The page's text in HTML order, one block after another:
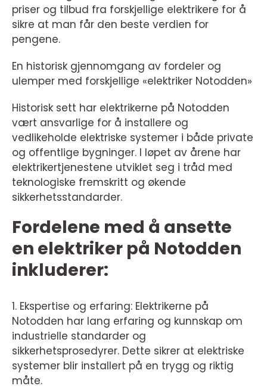
priser og tilbud fra forskjellige elektrikere for å
sikre at man får den beste verdien for
pengene.
En historisk gjennomgang av fordeler og
ulemper med forskjellige «elektriker Notodden»
Historisk sett har elektrikerne på Notodden
vært ansvarlige for å installere og
vedlikeholde elektriske systemer i både private
og offentlige bygninger. I løpet av årene har
elektrikertjenestene utviklet seg i tråd med
teknologiske fremskritt og økende
sikkerhetsstandarder.
Fordelene med å ansette
en elektriker på Notodden
inkluderer:
1. Ekspertise og erfaring: Elektrikerne på
Notodden har lang erfaring og kunnskap om
industrielle standarder og
sikkerhetsprosedyrer. Dette sikrer at elektriske
systemer blir installert på en trygg og riktig
måte.